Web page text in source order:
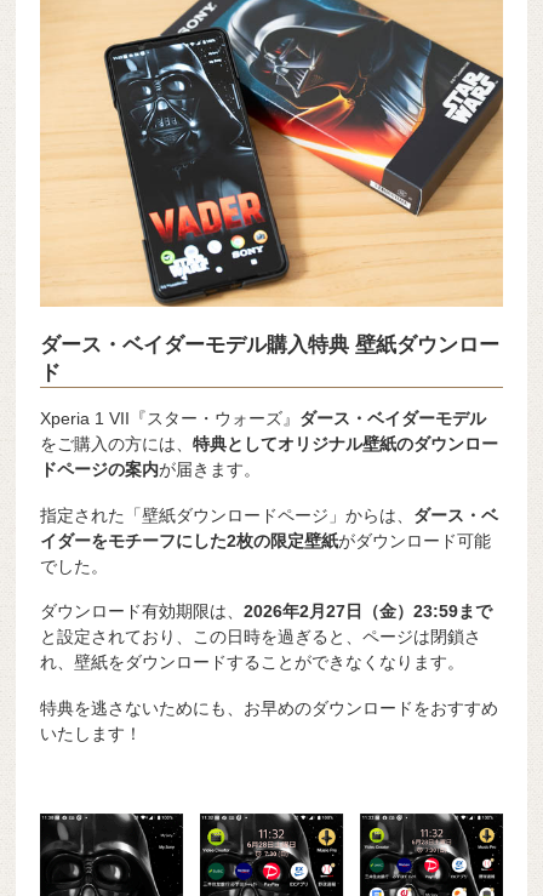
ダース・ベイダーモデル購入特典 壁紙ダウンロー
ド
Xperia 1 VII『スター・ウォーズ』 ダース・ベイダーモデル
をご購入の方には、特典としてオリジナル壁紙のダウンロー
ドページの案内が届きます。
指定された「壁紙ダウンロードページ」からは、 ダース・ベ
イダーをモチーフにした2枚の限定壁紙がダウンロード可能
でした。
ダウンロード有効期限は、2026年2月27日（金）23:59まで
と設定されており、この日時を過ぎると、ページは閉鎖さ
れ、壁紙をダウンロードすることができなくなります。
特典を逃さないためにも、お早めのダウンロードをおすすめ
いたします！